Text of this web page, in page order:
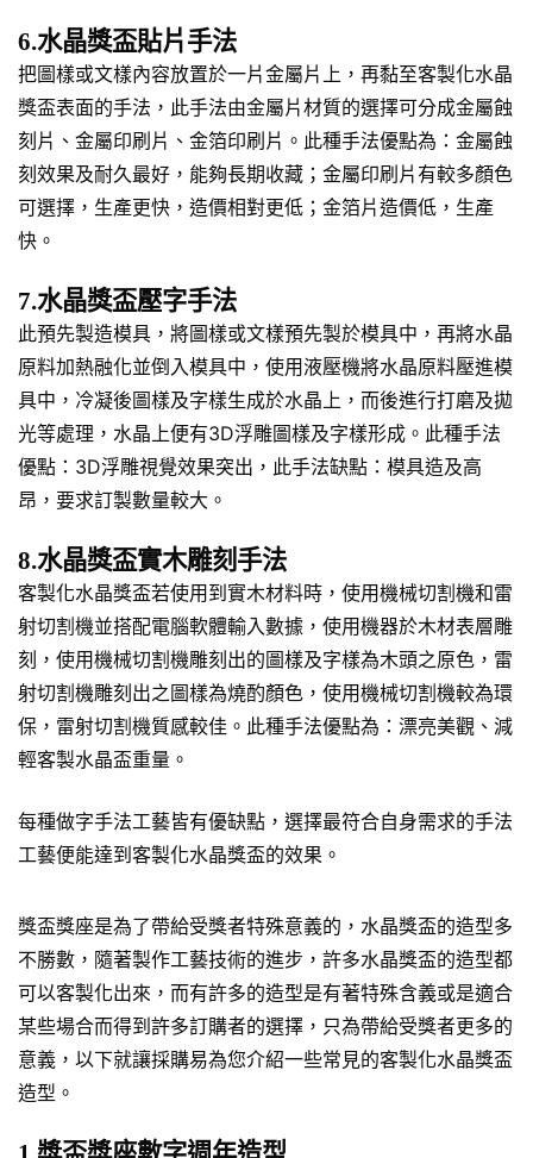
6.水晶獎盃貼片手法
把圖樣或文樣內容放置於一片金屬片上，再黏至客製化水晶
獎盃表面的手法，此手法由金屬片材質的選擇可分成金屬蝕
刻片、金屬印刷片、金箔印刷片。此種手法優點為：金屬蝕
刻效果及耐久最好，能夠長期收藏；金屬印刷片有較多顏色
可選擇，生產更快，造價相對更低；金箔片造價低，生產
快。
7.水晶獎盃壓字手法
此預先製造模具，將圖樣或文樣預先製於模具中，再將水晶
原料加熱融化並倒入模具中，使用液壓機將水晶原料壓進模
具中，冷凝後圖樣及字樣生成於水晶上，而後進行打磨及拋
光等處理，水晶上便有3D浮雕圖樣及字樣形成。此種手法
優點：3D浮雕視覺效果突出，此手法缺點：模具造及高
昂，要求訂製數量較大。
8.水晶獎盃實木雕刻手法
客製化水晶獎盃若使用到實木材料時，使用機械切割機和雷
射切割機並搭配電腦軟體輸入數據，使用機器於木材表層雕
刻，使用機械切割機雕刻出的圖樣及字樣為木頭之原色，雷
射切割機雕刻出之圖樣為燒酌顏色，使用機械切割機較為環
保，雷射切割機質感較佳。此種手法優點為：漂亮美觀、減
輕客製水晶盃重量。
每種做字手法工藝皆有優缺點，選擇最符合自身需求的手法
工藝便能達到客製化水晶獎盃的效果。
獎盃獎座是為了帶給受獎者特殊意義的，水晶獎盃的造型多
不勝數，隨著製作工藝技術的進步，許多水晶獎盃的造型都
可以客製化出來，而有許多的造型是有著特殊含義或是適合
某些場合而得到許多訂購者的選擇，只為帶給受獎者更多的
意義，以下就讓採購易為您介紹一些常見的客製化水晶獎盃
造型。